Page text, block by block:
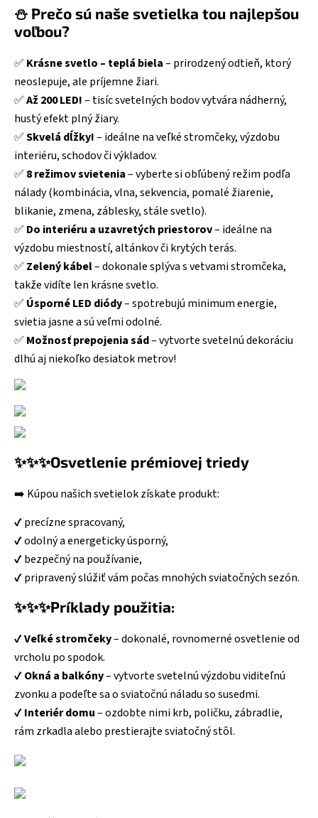
⛄ Prečo sú naše svetielka tou najlepšou
voľbou?
✅ Krásne svetlo – teplá biela– prirodzený odtieň, ktorý
neoslepuje, ale príjemne žiari.
✅Až 200 LED!– tisíc svetelných bodov vytvára nádherný,
hustý efekt plný žiary.
✅Skvelá dĺžky!– ideálne na veľké stromčeky, výzdobu
interiéru, schodov či výkladov.
✅ 8 režimov svietenia– vyberte si obľúbený režim podľa
nálady (kombinácia, vlna, sekvencia, pomalé žiarenie,
blikanie, zmena, záblesky, stále svetlo).
✅ Do interiéru a uzavretých priestorov– ideálne na
výzdobu miestností, altánkov či krytých terás.
✅ Zelený kábel– dokonale splýva s vetvami stromčeka,
takže vidíte len krásne svetlo.
✅ Úsporné LED diódy– spotrebujú minimum energie,
svietia jasne a sú veľmi odolné.
✅ Možnosť prepojenia sád– vytvorte svetelnú dekoráciu
dlhú aj niekoľko desiatok metrov!
✨✨✨Osvetlenie prémiovej triedy
➡️ Kúpou našich svetielok získate produkt:
✔️ precízne spracovaný,
✔️ odolný a energeticky úsporný,
✔️ bezpečný na používanie,
✔️ pripravený slúžiť vám počas mnohých sviatočných sezón.
✨✨✨Príklady použitia:
✔️Veľké stromčeky– dokonalé, rovnomerné osvetlenie od
vrcholu po spodok.
✔️Okná a balkóny– vytvorte svetelnú výzdobu viditeľnú
zvonku a podeľte sa o sviatočnú náladu so susedmi.
✔️Interiér domu– ozdobte nimi krb, poličku, zábradlie,
rám zrkadla alebo prestierajte sviatočný stôl.